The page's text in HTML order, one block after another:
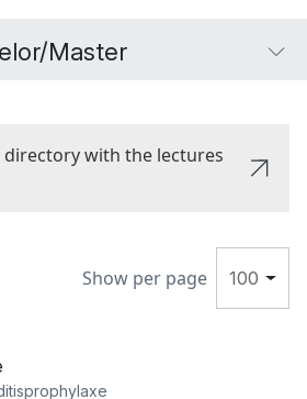
Master
with the lectures
Show per page 100